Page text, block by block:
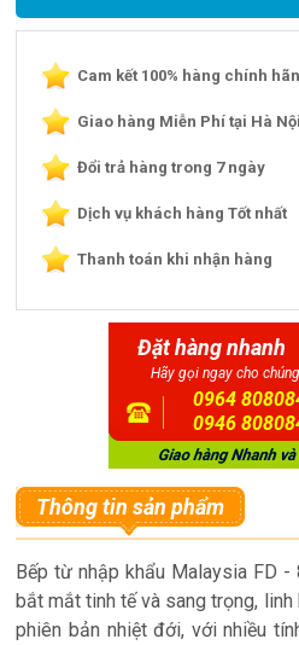
Cam kết 100% hàng chính
Giao hàng Miễn Phí tại Hà Nội
Đổi trả hàng trong 7 ngày
Dịch vụ khách hàng Tốt nhất
Thanh toán khi nhận hàng
Đặt hàng nhanh
Hãy gọi ngay cho
0964
0946
Thông tin sản phẩm
Bếp từ nhập khẩu Malaysia FD
bắt mắt tinh tế và sang trọng, linh
phiên bản nhiệt đới, với nhiều